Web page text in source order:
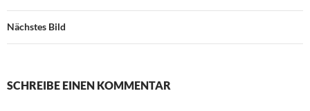
Nächstes Bild
SCHREIBE EINEN KOMMENTAR